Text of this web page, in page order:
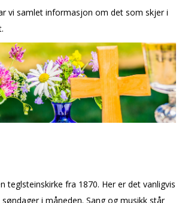
vi samlet informasjon om det som skjer i
teglsteinskirke fra 1870. Her er det vanligvis
i måneden. Sang og musikk står